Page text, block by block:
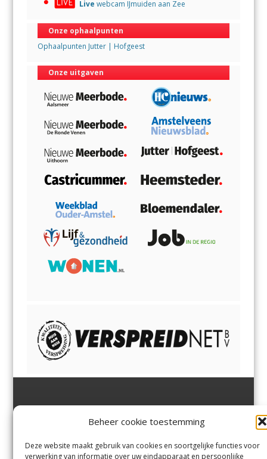
Beheer cookie toestemming
Deze website maakt gebruik van cookies en soortgelijke functies voor
verwerking van informatie over uw eindapparaat en persoonlijke
Live webcam IJmuiden aan Zee
Onze ophaalpunten
Ophaalpunten Jutter | Hofgeest
Onze uitgaven
Margadantstraat 34
0255-533900
info@jutter.nlofinfo@hofgee
Velserbroek,Velsen-Zuid,
Zuid,Driehuisen
Spaarnwoude.